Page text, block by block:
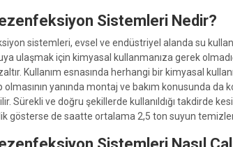
Sistemleri Nedir?
sistemleri, evsel ve endüstriyel alanda su
ulaşmak için kimyasal kullanmanıza gerek
Kullanım esnasında herhangi bir kimyasal
olmasının yanında montaj ve bakım konusunda da
Sürekli ve doğru şekillerde kullanıldığı takdirde
gösterse de saatte ortalama 2,5 ton suyun